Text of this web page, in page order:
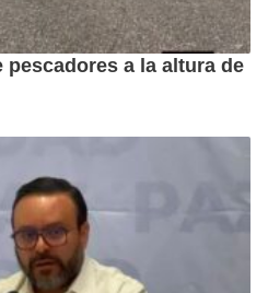
pescadores a la altura de